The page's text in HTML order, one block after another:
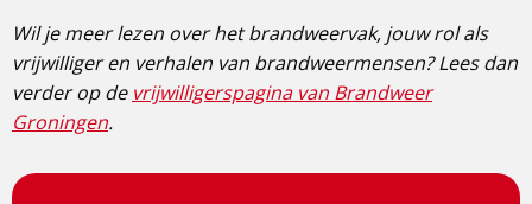
Wil je meer lezen over het brandweervak, jouw rol als
vrijwilliger en verhalen van brandweermensen? Lees dan
verder op de vrijwilligerspagina van Brandweer
Groningen.